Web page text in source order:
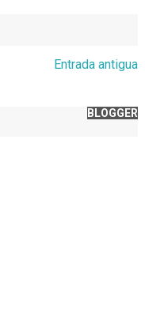
Entrada antigua
BLOGGER